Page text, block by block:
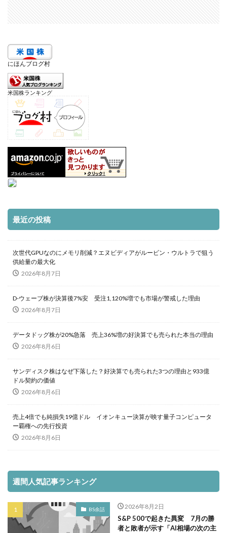
にほんブログ村
米国株ランキング
最近の投稿
次世代GPUなのにメモリ削減？エヌビディアがルービン・ウルトラで狙う
供給量の最大化
2026年8月7日
D-ウェーブ株が決算後7%安 受注1,120%増でも市場が警戒した理由
2026年8月7日
データドッグ株が20%急落 売上36%増の好決算でも売られた本当の理由
2026年8月6日
サンディスク株はなぜ下落した？好決算でも売られた3つの理由と933億
ドル契約の価値
2026年8月6日
売上4倍でも純損失19億ドル イオンキュー決算が映す量子コンピュータ
ー覇権への先行投資
2026年8月6日
週間人気記事ランキング
BS余話 2026年8月2日
S&P 500で起きた異変 7月の勝
者と敗者が示す「AI相場の次の主